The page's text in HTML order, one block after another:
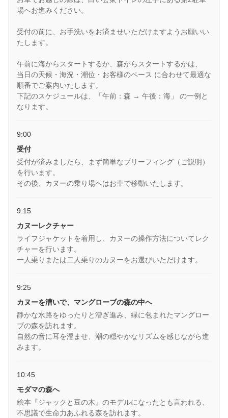
場へお進みください。
受付の前に、お手洗いをお済ませいただけますようお願いい
たします。
午前に海からスタートするか、森からスタートするかは、
当日の天候・海況・潮位・お客様のペース に合わせて最適な
順番でご案内いたします。
下記のスケジュールは、「午前：森 → 午後：海」 の一例と
なります。
9:00
受付
受付が済みましたら、まず簡単なブリーフィング（ご説明）
を行います。
その後、カヌーの乗り場へはお車で移動いたします。
9:15
カヌーレクチャー
ライフジャケットを着用し、カヌーの操作方法についてレク
チャーを行います。
一人乗りまたは二人乗りのカヌーをお選びいただけます。
9:25
カヌーを漕いで、マングローブの森の中へ
静かな水路をゆったりと漕ぎ進み、緑に包まれたマングロー
ブの森を訪れます。
自然の音に耳を澄ませ、潮の穏やかなリズムを感じながら進
みます。
10:45
モダマの森へ
絵本『ジャックと豆の木』のモデルになったとも言われる、
不思議で生命力あふれる森を訪れます。